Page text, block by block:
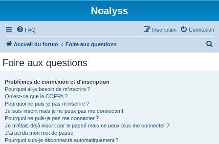
Noalyss
FAQ Connexion
Inscription
Accueil du forum Foire aux questions
Foire aux questions
Problèmes de connexion et d’inscription
Pourquoi ai-je besoin de m’inscrire ?
Qu’est-ce que la COPPA ?
Pourquoi ne puis-je pas m’inscrire ?
Je suis inscrit mais je ne peux pas me connecter !
Pourquoi ne puis-je pas me connecter ?
Je m’étais déjà inscrit par le passé mais ne peux plus me connecter ?!
J’ai perdu mon mot de passe !
Pourquoi suis-je déconnecté automatiquement ?